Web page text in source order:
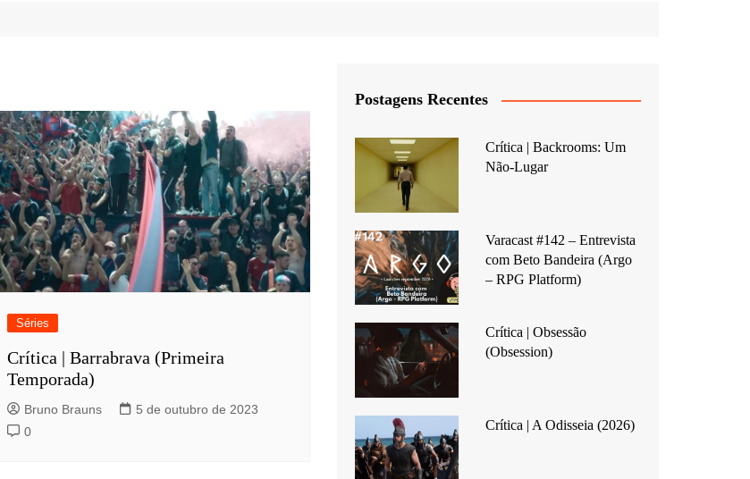
Séries
Crítica | Barrabrava (Primeira
Temporada)
Bruno Brauns
5 de outubro de 2023
0
Postagens Recentes
Crítica | Backrooms: Um
Não-Lugar
Varacast #142 – Entrevista
com Beto Bandeira (Argo
– RPG Platform)
Crítica | Obsessão
(Obsession)
Crítica | A Odisseia (2026)